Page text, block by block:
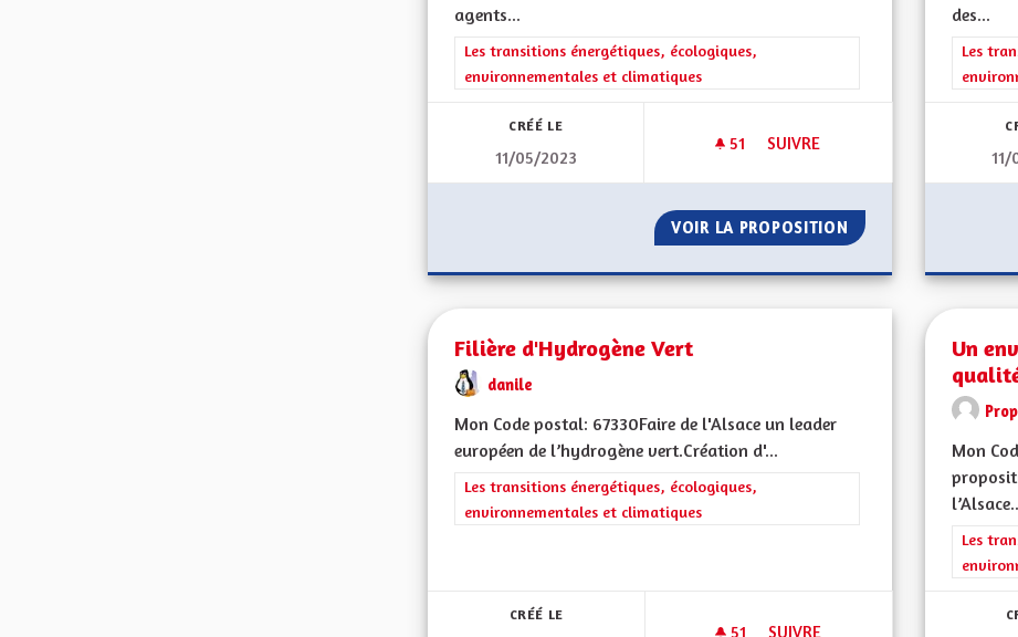
agents...
Filtrer les résultats de la catégorie : Les transitions énergétiques,
Les transitions énergétiques, écologiques,
environnementales et climatiques
CRÉÉ LE
11/05/2023
51 51 ABONNÉS
SUIVRE
FORMATION OBLIGATOIRE DES
VOIR LA PROPOSITION FORMATION
des...
Filtrer
Les
11/
Filière d'Hydrogène Vert
danile
Mon Code postal: 67330Faire de l'Alsace un leader
européen de l’hydrogène vert.Création d'...
Filtrer les résultats de la catégorie : Les transitions énergétiques,
Les transitions énergétiques, écologiques,
environnementales et climatiques
CRÉÉ LE
51 51 ABONNÉS
SUIVRE
Un
Mon
Filtrer
Les